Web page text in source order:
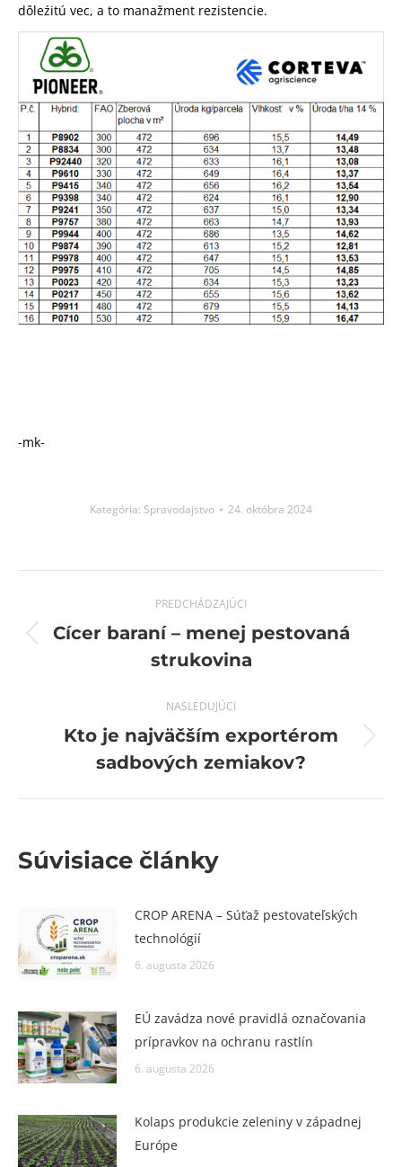
dôleźitú vec, a to manažment rezistencie.
-mk-
Kategória: Spravodajstvo 24. októbra 2024
navigation
PREDCHÁDZAJÚCI
Previous
post:
Cícer baraní – menej pestovaná
strukovina
NASLEDUJÚCI
Next
post:
Kto je najväčším exportérom
sadbových zemiakov?
Súvisiace články
CROP ARENA – Súťaž pestovateľských
technológií
6. augusta 2026
EÚ zavádza nové pravidlá označovania
prípravkov na ochranu rastlín
6. augusta 2026
Kolaps produkcie zeleniny v západnej
Európe